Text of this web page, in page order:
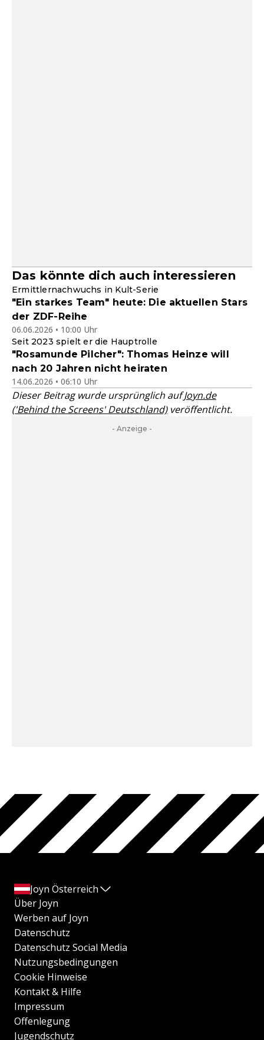
Das könnte dich auch interessieren
Ermittlernachwuchs in Kult-Serie
"Ein starkes Team" heute: Die aktuellen Stars
der ZDF-Reihe
06.06.2026 • 10:00 Uhr
Seit 2023 spielt er die Hauptrolle
"Rosamunde Pilcher": Thomas Heinze will
nach 20 Jahren nicht heiraten
14.06.2026 • 06:10 Uhr
Dieser Beitrag wurde ursprünglich aufJoyn.de
('Behind the Screens' Deutschland)veröffentlicht.
- Anzeige -
Joyn Österreich
Über Joyn
Werben auf Joyn
Datenschutz
Datenschutz Social Media
Nutzungsbedingungen
Cookie Hinweise
Kontakt & Hilfe
Impressum
Offenlegung
Jugendschutz